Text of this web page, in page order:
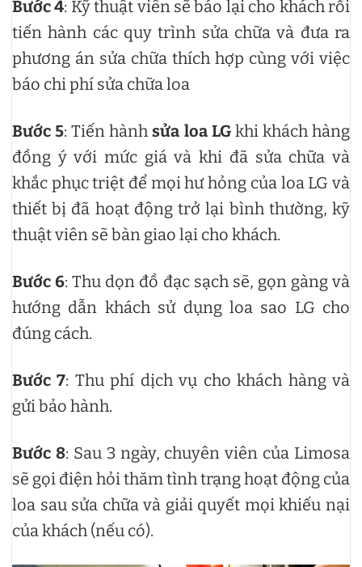
Bước 4: Kỹ thuật viên sẽ báo lại cho khách rồi
tiến hành các quy trình sửa chữa và đưa ra
phương án sửa chữa thích hợp cùng với việc
báo chi phí sửa chữa loa
Bước 5: Tiến hànhsửa loa LGkhi khách hàng
đồng ý với mức giá và khi đã sửa chữa và
khắc phục triệt để mọi hư hỏng của loa LG và
thiết bị đã hoạt động trở lại bình thường, kỹ
thuật viên sẽ bàn giao lại cho khách.
Bước 6: Thu dọn đồ đạc sạch sẽ, gọn gàng và
hướng dẫn khách sử dụng loa sao LG cho
đúng cách.
Bước 7: Thu phí dịch vụ cho khách hàng và
gửi bảo hành.
Bước 8: Sau 3 ngày, chuyên viên của Limosa
sẽ gọi điện hỏi thăm tình trạng hoạt động của
loa sau sửa chữa và giải quyết mọi khiếu nại
của khách (nếu có).